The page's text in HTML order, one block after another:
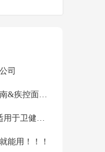
司
2023年疾控中心面试备考指南&疾控面试真题解析汇总！
糖蒜老师医疗面试200题（适用于卫健委、疾控中心招聘，以及医院招聘医师岗、护理岗、综合岗等）
能用！！！